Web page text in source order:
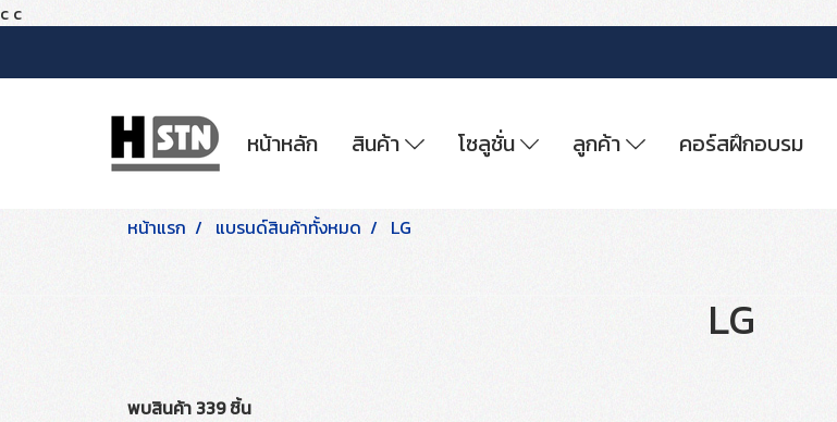
c c
หน้าหลัก สินค้า โซลูชั่น ลูกค้า คอร์สฝึกอบรม
หน้าแรก แบรนด์สินค้าทั้งหมด LG
LG
พบสินค้า 339 ชิ้น